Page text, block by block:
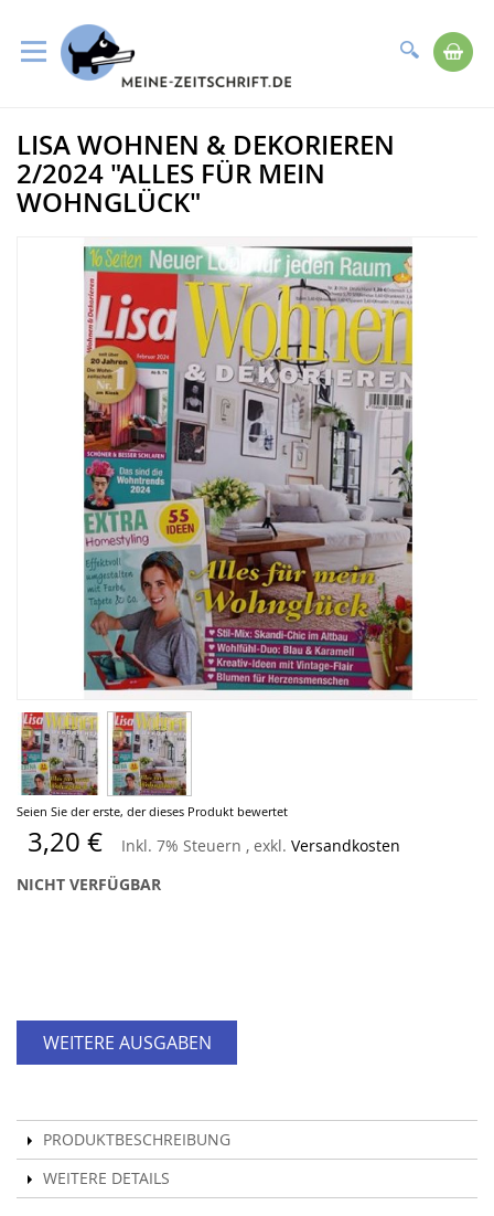
Suche
zum
Inhalt
Seien Sie der erste, der dieses Produkt bewertet
3,20 € Inkl. 7% Steuern , exkl. Versandkosten
NICHT VERFÜGBAR
WEITERE AUSGABEN
PRODUKTBESCHREIBUNG
WEITERE DETAILS
Zum
Ende
der
Bildergalerie
LISA WOHNEN & DEKORIEREN
2/2024 "ALLES FÜR MEIN
WOHNGLÜCK"
Zum
Anfang
der
Bildergalerie
springen